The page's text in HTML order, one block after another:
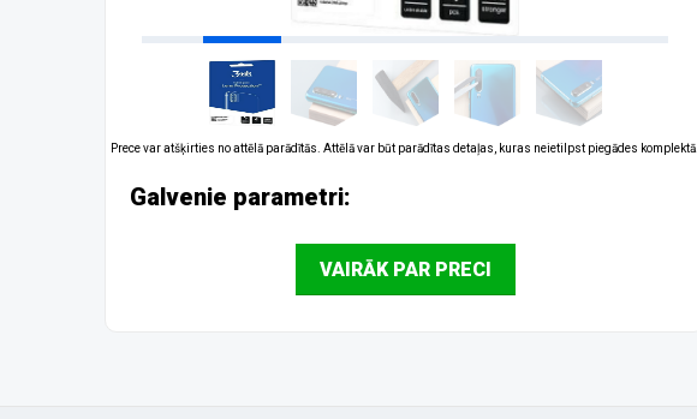
Prece var atšķirties no attēlā parādītās. Attēlā var būt parādītas detaļas, kuras neietilpst piegādes komplektā.
Galvenie parametri:
VAIRĀK PAR PRECI